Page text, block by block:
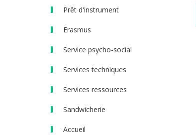
Prêt d'instrument
Erasmus
Service psycho-social
Services techniques
Services ressources
Sandwicherie
Accueil